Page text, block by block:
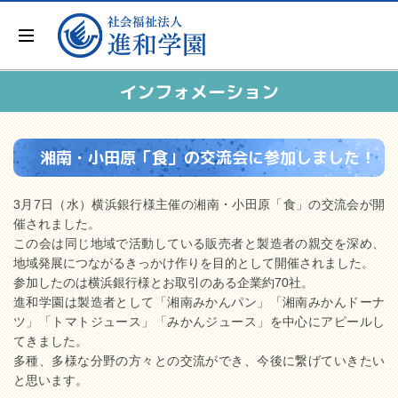
インフォメーション
湘南・小田原「食」の交流会に参加しました！
3月7日（水）横浜銀行様主催の湘南・小田原「食」の交流会が開
催されました。
この会は同じ地域で活動している販売者と製造者の親交を深め、
地域発展につながるきっかけ作りを目的として開催されました。
参加したのは横浜銀行様とお取引のある企業約70社。
進和学園は製造者として「湘南みかんパン」「湘南みかんドーナ
ツ」「トマトジュース」「みかんジュース」を中心にアピールし
てきました。
多種、多様な分野の方々との交流ができ、今後に繋げていきたい
と思います。